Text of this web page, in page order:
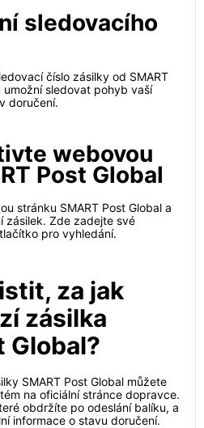
sledovacího
číslo zásilky od SMART
umožní sledovat pohyb vaší
doručení.
webovou
Post Global
stránku SMART Post Global a
zásilek. Zde zadejte své
pro vyhledání.
za jak
zásilka
Global?
SMART Post Global můžete
na oficiální stránce dopravce.
obdržíte po odeslání balíku, a
informace o stavu doručení.